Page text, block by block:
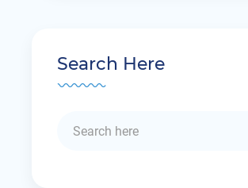
Search Here